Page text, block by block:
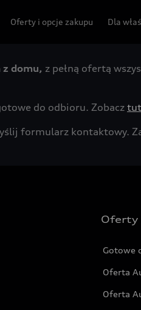
Oferty i opcje zakupu Dla
z domu, z pełną ofertą
do odbioru. Zobacz
formularz kontaktowy.
Oferty
Gotowe
Oferta
Oferta